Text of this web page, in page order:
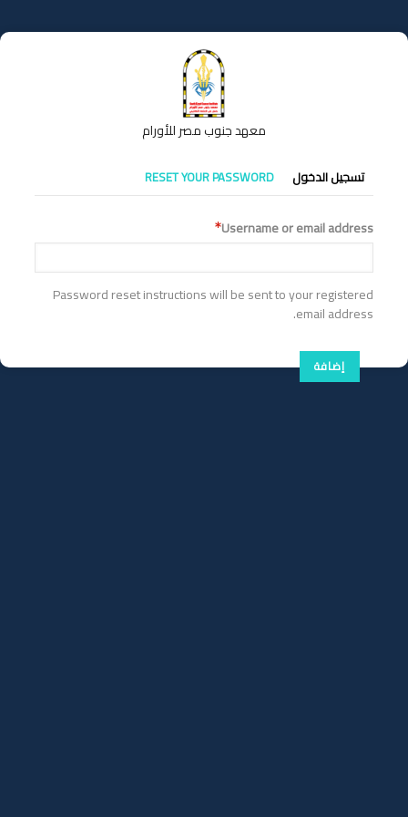
إلى
المحتوى
معهد جنوب مصر للأورام
التبويبات
الأساسية
تسجيل الدخول RESET YOUR PASSWORD
Username or email address
Password reset instructions will be sent to your registered
email address.